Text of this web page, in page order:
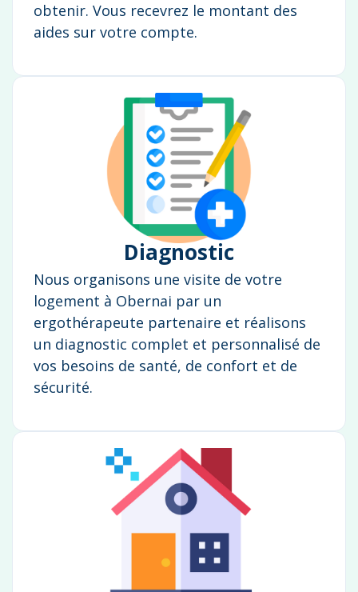
obtenir. Vous recevrez le montant des
aides sur votre compte.
Diagnostic
Nous organisons une visite de votre
logement à Obernai par un
ergothérapeute partenaire et réalisons
un diagnostic complet et personnalisé de
vos besoins de santé, de confort et de
sécurité.